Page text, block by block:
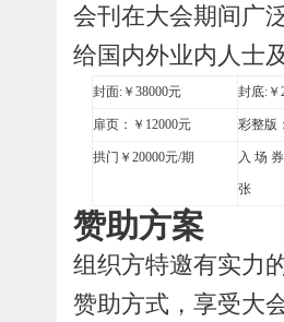
会刊在大会期间广
给国内外业内人士
封面:￥38000元 封底:￥
扉页：￥ 12000元 彩整版
拱门￥ 20000元/期 入 场
张
赞助方案
组织方特邀有实力
赞助方式，享受大